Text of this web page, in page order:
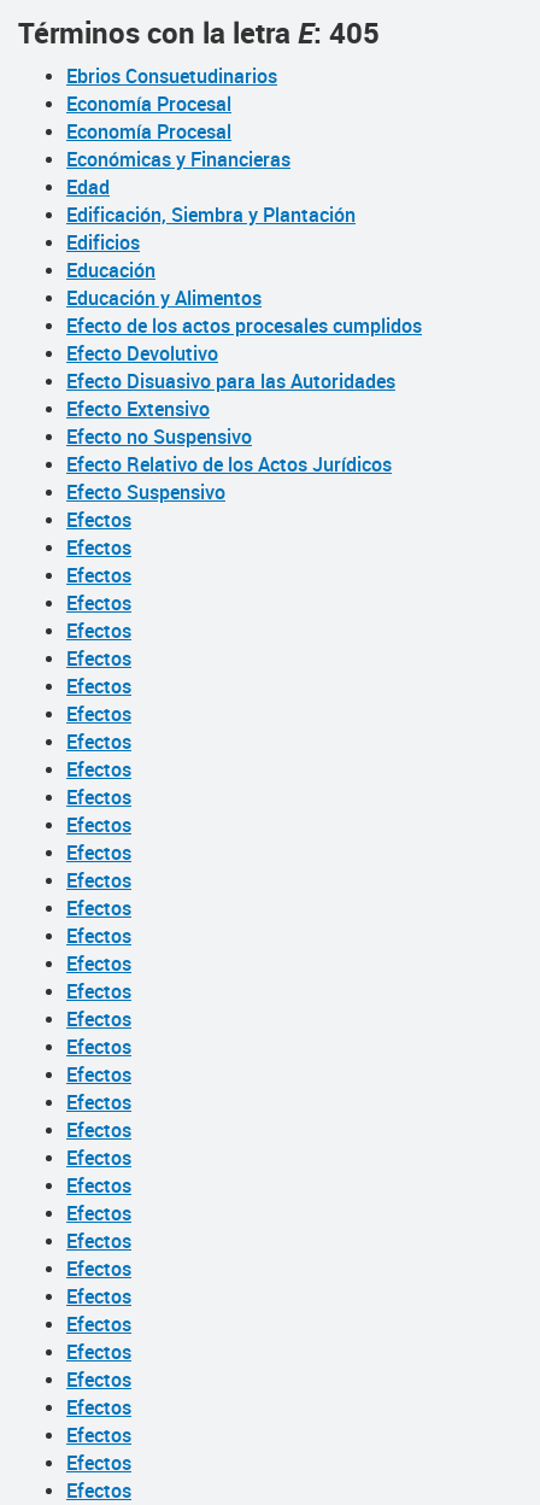
Términos con la letra E: 405
Ebrios Consuetudinarios
Economía Procesal
Economía Procesal
Económicas y Financieras
Edad
Edificación, Siembra y Plantación
Edificios
Educación
Educación y Alimentos
Efecto de los actos procesales cumplidos
Efecto Devolutivo
Efecto Disuasivo para las Autoridades
Efecto Extensivo
Efecto no Suspensivo
Efecto Relativo de los Actos Jurídicos
Efecto Suspensivo
Efectos
Efectos
Efectos
Efectos
Efectos
Efectos
Efectos
Efectos
Efectos
Efectos
Efectos
Efectos
Efectos
Efectos
Efectos
Efectos
Efectos
Efectos
Efectos
Efectos
Efectos
Efectos
Efectos
Efectos
Efectos
Efectos
Efectos
Efectos
Efectos
Efectos
Efectos
Efectos
Efectos
Efectos
Efectos
Efectos